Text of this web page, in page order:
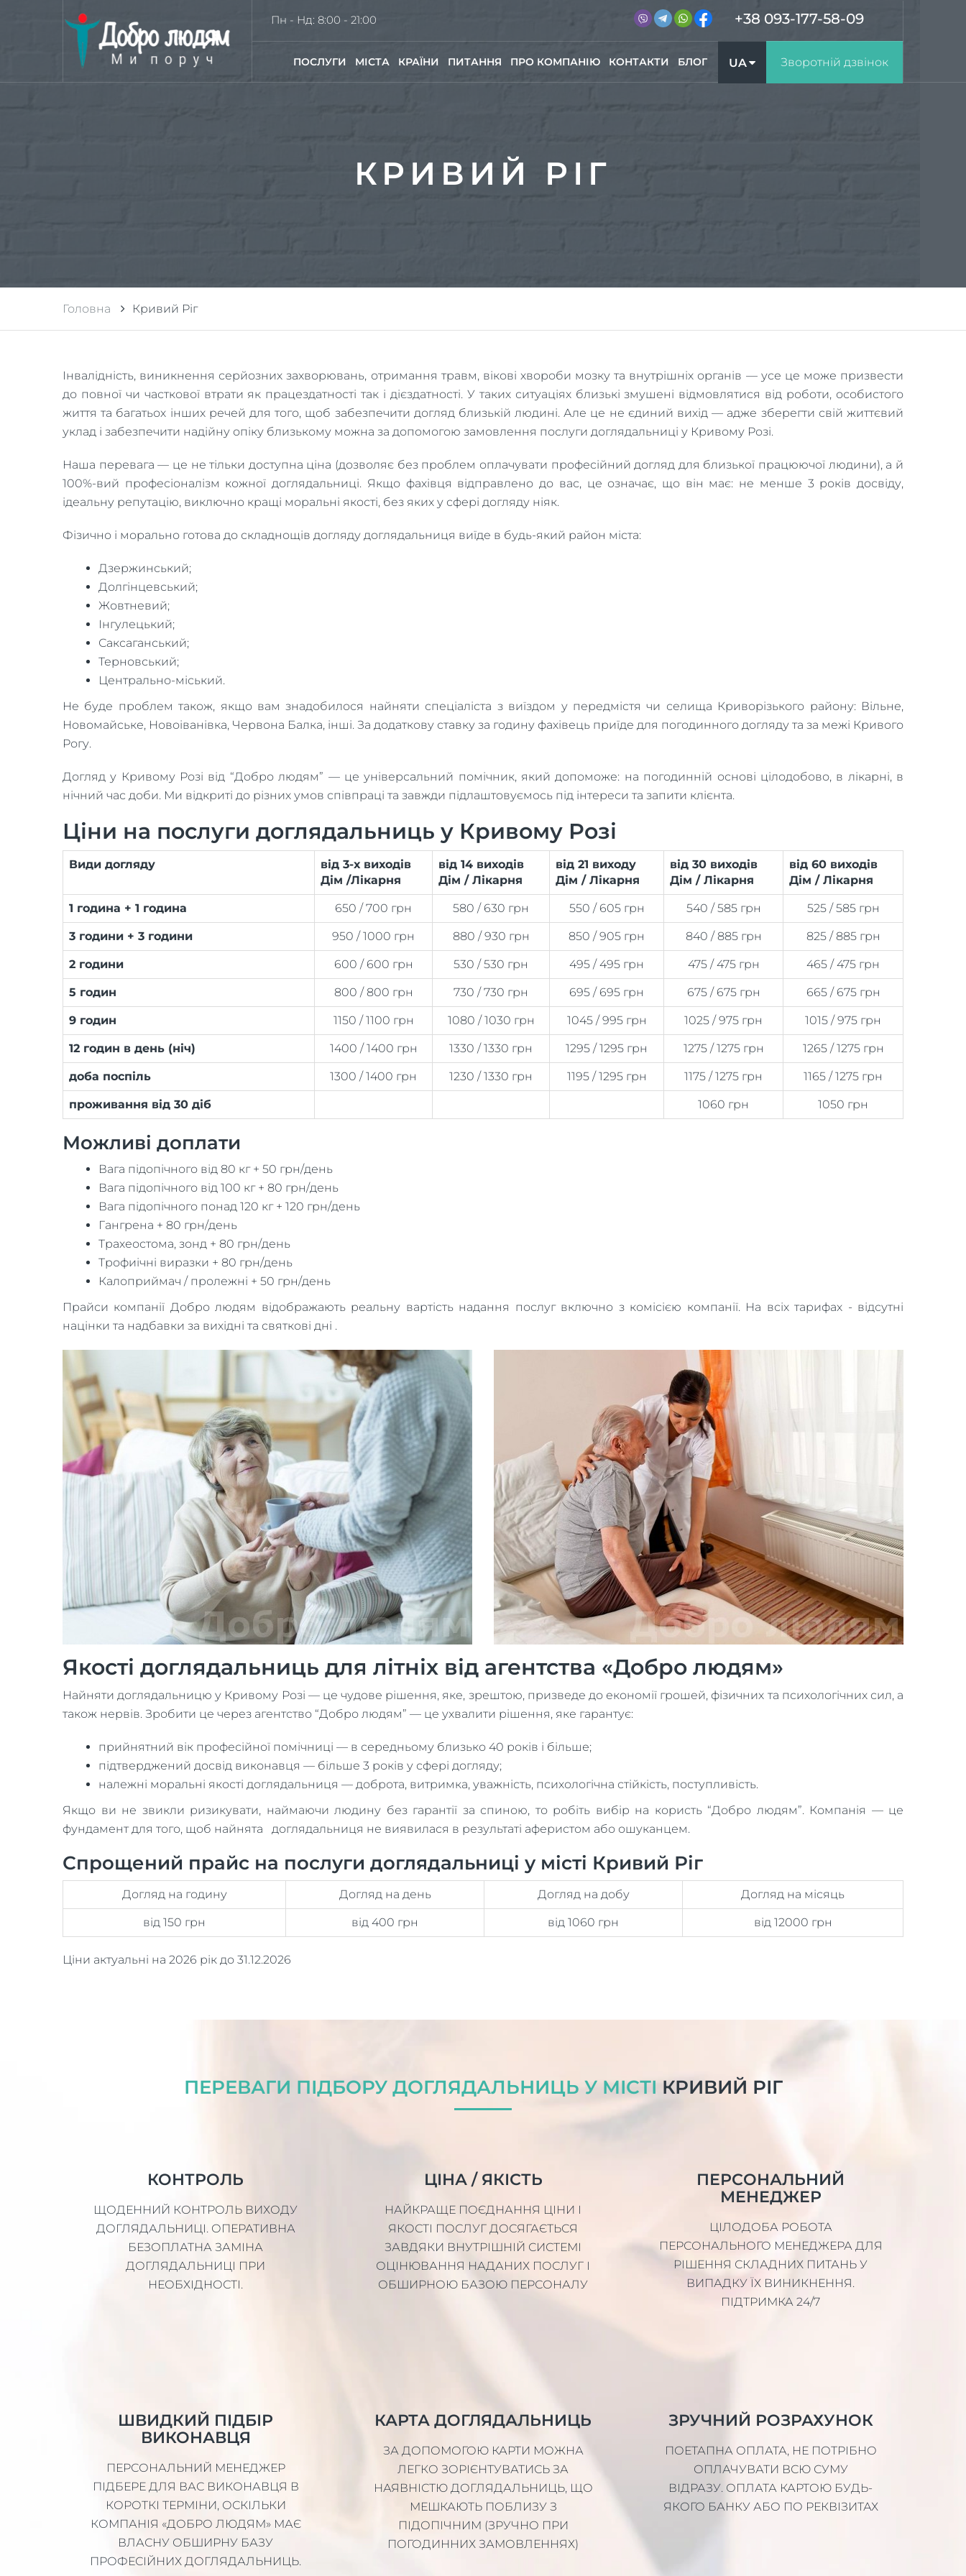
ПОСЛУГИ МІСТА КРАЇНИ ПИТАННЯ ПРО КОМПАНІЮ КОНТАКТИ БЛОГ UA Зворотній дзвінок
+38 093-177-58-09
Пн - Нд: 8:00 - 21:00
КРИВИЙ РІГ
Головна Кривий Ріг
Інвалідність, виникнення серйозних захворювань, отримання травм, вікові хвороби мозку та внутрішніх органів — усе це може призвести
до повної чи часткової втрати як працездатності так і дієздатності. У таких ситуаціях близькі змушені відмовлятися від роботи, особистого
життя та багатьох інших речей для того, щоб забезпечити догляд близькій людині. Але це не єдиний вихід — адже зберегти свій життєвий
уклад і забезпечити надійну опіку близькому можна за допомогою замовлення послуги доглядальниці у Кривому Розі.
Наша перевага — це не тільки доступна ціна (дозволяє без проблем оплачувати професійний догляд для близької працюючої людини), а й
100%-вий професіоналізм кожної доглядальниці. Якщо фахівця відправлено до вас, це означає, що він має: не менше 3 років досвіду,
ідеальну репутацію, виключно кращі моральні якості, без яких у сфері догляду ніяк.
Фізично і морально готова до складнощів догляду доглядальниця виїде в будь-який район міста:
Дзержинський;
Долгінцевський;
Жовтневий;
Інгулецький;
Саксаганський;
Терновський;
Центрально-міський.
Не буде проблем також, якщо вам знадобилося найняти спеціаліста з виїздом у передмістя чи селища Криворізького району: Вільне,
Новомайське, Новоіванівка, Червона Балка, інші. За додаткову ставку за годину фахівець приїде для погодинного догляду та за межі Кривого
Рогу.
Догляд у Кривому Розі від “Добро людям” — це універсальний помічник, який допоможе: на погодинній основі цілодобово, в лікарні, в
нічний час доби. Ми відкриті до різних умов співпраці та завжди підлаштовуємось під інтереси та запити клієнта.
Ціни на послуги доглядальниць у Кривому Розі
Види догляду
від 3-х виходів
Дім /Лікарня
від 14 виходів
Дім / Лікарня
від 21 виходу
Дім / Лікарня
від 30 виходів
Дім / Лікарня
від 60 виходів
Дім / Лікарня
1 година + 1 година 650 / 700 грн 580 / 630 грн 550 / 605 грн 540 / 585 грн 525 / 585 грн
3 години + 3 години 950 / 1000 грн 880 / 930 грн 850 / 905 грн 840 / 885 грн 825 / 885 грн
2 години 600 / 600 грн 530 / 530 грн 495 / 495 грн 475 / 475 грн 465 / 475 грн
5 годин 800 / 800 грн 730 / 730 грн 695 / 695 грн 675 / 675 грн 665 / 675 грн
9 годин 1150 / 1100 грн 1080 / 1030 грн 1045 / 995 грн 1025 / 975 грн 1015 / 975 грн
12 годин в день (ніч) 1400 / 1400 грн 1330 / 1330 грн 1295 / 1295 грн 1275 / 1275 грн 1265 / 1275 грн
доба поспіль 1300 / 1400 грн 1230 / 1330 грн 1195 / 1295 грн 1175 / 1275 грн 1165 / 1275 грн
проживання від 30 діб 1060 грн 1050 грн
Можливі доплати
Вага підопічного від 80 кг + 50 грн/день
Вага підопічного від 100 кг + 80 грн/день
Вага підопічного понад 120 кг + 120 грн/день
Гангрена + 80 грн/день
Трахеостома, зонд + 80 грн/день
Трофиічні виразки + 80 грн/день
Калоприймач / пролежні + 50 грн/день
Прайси компанії Добро людям відображають реальну вартість надання послуг включно з комісією компанії. На всіх тарифах - відсутні
націнки та надбавки за вихідні та святкові дні .
Якості доглядальниць для літніх від агентства «Добро людям»
Найняти доглядальницю у Кривому Розі — це чудове рішення, яке, зрештою, призведе до економії грошей, фізичних та психологічних сил, а
також нервів. Зробити це через агентство “Добро людям” — це ухвалити рішення, яке гарантує:
прийнятний вік професійної помічниці — в середньому близько 40 років і більше;
підтверджений досвід виконавця — більше 3 років у сфері догляду;
належні моральні якості доглядальниця — доброта, витримка, уважність, психологічна стійкість, поступливість.
Якщо ви не звикли ризикувати, наймаючи людину без гарантії за спиною, то робіть вибір на користь “Добро людям”. Компанія — це
фундамент для того, щоб найнята доглядальниця не виявилася в результаті аферистом або ошуканцем.
Спрощений прайс на послуги доглядальниці у місті Кривий Ріг
Догляд на годину Догляд на день Догляд на добу Догляд на місяць
від 150 грн від 400 грн від 1060 грн від 12000 грн
Ціни актуальні на 2026 рік до 31.12.2026
ПЕРЕВАГИ ПІДБОРУ ДОГЛЯДАЛЬНИЦЬ У МІСТІ КРИВИЙ РІГ
КОНТРОЛЬ
ЩОДЕННИЙ КОНТРОЛЬ ВИХОДУ
ДОГЛЯДАЛЬНИЦІ. ОПЕРАТИВНА
БЕЗОПЛАТНА ЗАМІНА
ДОГЛЯДАЛЬНИЦІ ПРИ
НЕОБХІДНОСТІ.
ЦІНА / ЯКІСТЬ
НАЙКРАЩЕ ПОЄДНАННЯ ЦІНИ І
ЯКОСТІ ПОСЛУГ ДОСЯГАЄТЬСЯ
ЗАВДЯКИ ВНУТРІШНІЙ СИСТЕМІ
ОЦІНЮВАННЯ НАДАНИХ ПОСЛУГ І
ОБШИРНОЮ БАЗОЮ ПЕРСОНАЛУ
ПЕРСОНАЛЬНИЙ
МЕНЕДЖЕР
ЦІЛОДОБА РОБОТА
ПЕРСОНАЛЬНОГО МЕНЕДЖЕРА ДЛЯ
РІШЕННЯ СКЛАДНИХ ПИТАНЬ У
ВИПАДКУ ЇХ ВИНИКНЕННЯ.
ПІДТРИМКА 24/7
ШВИДКИЙ ПІДБІР
ВИКОНАВЦЯ
ПЕРСОНАЛЬНИЙ МЕНЕДЖЕР
ПІДБЕРЕ ДЛЯ ВАС ВИКОНАВЦЯ В
КОРОТКІ ТЕРМІНИ, ОСКІЛЬКИ
КОМПАНІЯ «ДОБРО ЛЮДЯМ» МАЄ
ВЛАСНУ ОБШИРНУ БАЗУ
ПРОФЕСІЙНИХ ДОГЛЯДАЛЬНИЦЬ.
КАРТА ДОГЛЯДАЛЬНИЦЬ
ЗА ДОПОМОГОЮ КАРТИ МОЖНА
ЛЕГКО ЗОРІЄНТУВАТИСЬ ЗА
НАЯВНІСТЮ ДОГЛЯДАЛЬНИЦЬ, ЩО
МЕШКАЮТЬ ПОБЛИЗУ З
ПІДОПІЧНИМ (ЗРУЧНО ПРИ
ПОГОДИННИХ ЗАМОВЛЕННЯХ)
ЗРУЧНИЙ РОЗРАХУНОК
ПОЕТАПНА ОПЛАТА, НЕ ПОТРІБНО
ОПЛАЧУВАТИ ВСЮ СУМУ
ВІДРАЗУ. ОПЛАТА КАРТОЮ БУДЬ-
ЯКОГО БАНКУ АБО ПО РЕКВІЗИТАХ